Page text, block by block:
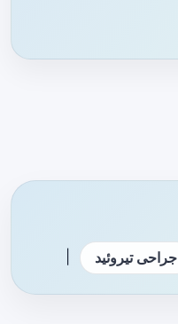
جراحی تیروئید